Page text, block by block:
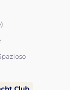
Club